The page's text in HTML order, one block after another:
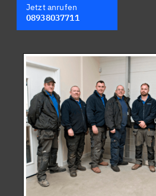
Jetzt anrufen
08938037711